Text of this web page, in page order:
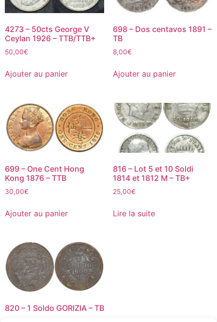
4273 – 50cts George V
Ceylan 1926 – TTB/TTB+
50,00€
Ajouter au panier
698 – Dos centavos 1891 –
TB
8,00€
Ajouter au panier
699 – One Cent Hong
Kong 1876 – TTB
30,00€
Ajouter au panier
816 – Lot 5 et 10 Soldi
1814 et 1812 M – TB+
25,00€
Lire la suite
820 – 1 Soldo GORIZIA – TB